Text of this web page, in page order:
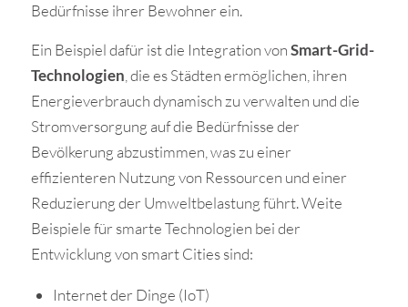
Bedürfnisse ihrer Bewohner ein.
Ein Beispiel dafür ist die Integration vonSmart-Grid-
Technologien , die es Städten ermöglichen, ihren
Energieverbrauch dynamisch zu verwalten und die
Stromversorgung auf die Bedürfnisse der
Bevölkerung abzustimmen, was zu einer
effizienteren Nutzung von Ressourcen und einer
Reduzierung der Umweltbelastung führt. Weite
Beispiele für smarte Technologien bei der
Entwicklung von smart Cities sind:
Internet der Dinge (IoT)